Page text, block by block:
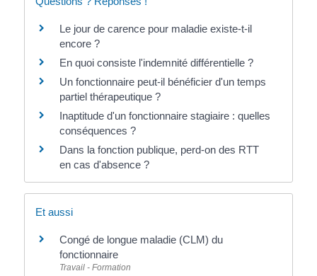
Le jour de carence pour maladie existe-t-il
encore ?
En quoi consiste l'indemnité différentielle ?
Un fonctionnaire peut-il bénéficier d'un temps
partiel thérapeutique ?
Inaptitude d'un fonctionnaire stagiaire : quelles
conséquences ?
Dans la fonction publique, perd-on des RTT
en cas d'absence ?
Et aussi
Congé de longue maladie (CLM) du
fonctionnaire
Travail - Formation